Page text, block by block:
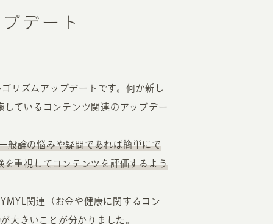
デート
リズムアップデートです。何か新し
ているコンテンツ関連のアップデー
般論の悩みや疑問であれば簡単にで
重視してコンテンツを評価するよう
関連（お金や健康に関するコン
大きいことが分かりました。